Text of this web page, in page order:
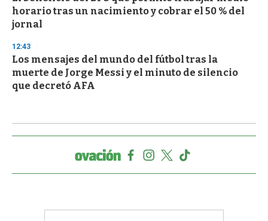
horario tras un nacimiento y cobrar el 50 % del
jornal
12:43
Los mensajes del mundo del fútbol tras la
muerte de Jorge Messi y el minuto de silencio
que decretó AFA